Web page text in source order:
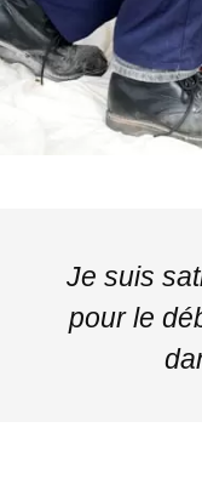
Je suis
pour le